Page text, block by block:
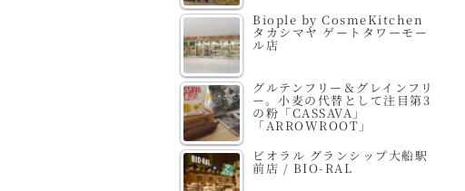
Biople by CosmeKitchen
タカシマヤ ゲートタワーモー
ル店
グルテンフリー＆グレインフリ
ー。小麦の代替として注目第3
の粉「CASSAVA」
「ARROWROOT」
ビオラル グランシップ大船駅
前店 / BIO-RAL